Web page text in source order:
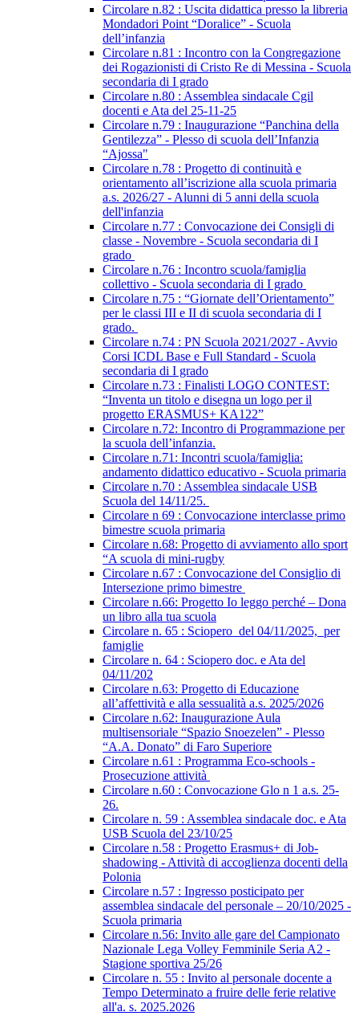
Circolare n.82 : Uscita didattica presso la libreria
Mondadori Point “Doralice” - Scuola
dell’infanzia
Circolare n.81 : Incontro con la Congregazione
dei Rogazionisti di Cristo Re di Messina - Scuola
secondaria di I grado
Circolare n.80 : Assemblea sindacale Cgil
docenti e Ata del 25-11-25
Circolare n.79 : Inaugurazione “Panchina della
Gentilezza” - Plesso di scuola dell’Infanzia
“Ajossa"
Circolare n.78 : Progetto di continuità e
orientamento all’iscrizione alla scuola primaria
a.s. 2026/27 - Alunni di 5 anni della scuola
dell'infanzia
Circolare n.77 : Convocazione dei Consigli di
classe - Novembre - Scuola secondaria di I
grado
Circolare n.76 : Incontro scuola/famiglia
collettivo - Scuola secondaria di I grado
Circolare n.75 : “Giornate dell’Orientamento”
per le classi III e II di scuola secondaria di I
grado.
Circolare n.74 : PN Scuola 2021/2027 - Avvio
Corsi ICDL Base e Full Standard - Scuola
secondaria di I grado
Circolare n.73 : Finalisti LOGO CONTEST:
“Inventa un titolo e disegna un logo per il
progetto ERASMUS+ KA122”
Circolare n.72: Incontro di Programmazione per
la scuola dell’infanzia.
Circolare n.71: Incontri scuola/famiglia:
andamento didattico educativo - Scuola primaria
Circolare n.70 : Assemblea sindacale USB
Scuola del 14/11/25.
Circolare n 69 : Convocazione interclasse primo
bimestre scuola primaria
Circolare n.68: Progetto di avviamento allo sport
“A scuola di mini-rugby
Circolare n.67 : Convocazione del Consiglio di
Intersezione primo bimestre
Circolare n.66: Progetto Io leggo perché – Dona
un libro alla tua scuola
Circolare n. 65 : Sciopero del 04/11/2025, per
famiglie
Circolare n. 64 : Sciopero doc. e Ata del
04/11/202
Circolare n.63: Progetto di Educazione
all’affettività e alla sessualità a.s. 2025/2026
Circolare n.62: Inaugurazione Aula
multisensoriale “Spazio Snoezelen” - Plesso
“A.A. Donato” di Faro Superiore
Circolare n.61 : Programma Eco-schools -
Prosecuzione attività
Circolare n.60 : Convocazione Glo n 1 a.s. 25-
26.
Circolare n. 59 : Assemblea sindacale doc. e Ata
USB Scuola del 23/10/25
Circolare n.58 : Progetto Erasmus+ di Job-
shadowing - Attività di accoglienza docenti della
Polonia
Circolare n.57 : Ingresso posticipato per
assemblea sindacale del personale – 20/10/2025 -
Scuola primaria
Circolare n.56: Invito alle gare del Campionato
Nazionale Lega Volley Femminile Seria A2 -
Stagione sportiva 25/26
Circolare n. 55 : Invito al personale docente a
Tempo Determinato a fruire delle ferie relative
all'a. s. 2025.2026